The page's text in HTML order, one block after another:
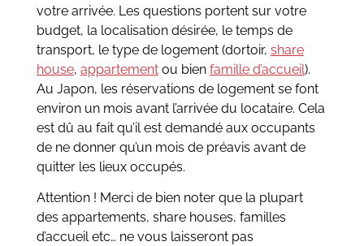
votre arrivée. Les questions portent sur votre
budget, la localisation désirée, le temps de
transport, le type de logement (dortoir, share
house, appartementou bien famille d’accueil).
Au Japon, les réservations de logement se font
environ un mois avant l’arrivée du locataire. Cela
est dû au fait qu’il est demandé aux occupants
de ne donner qu’un mois de préavis avant de
quitter les lieux occupés.
Attention ! Merci de bien noter que la plupart
des appartements, share houses, familles
d’accueil etc… ne vous laisseront pas